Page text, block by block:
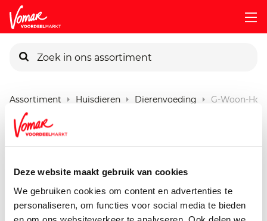
Deze website maakt gebruik van cookies
We gebruiken cookies om content en advertenties te
personaliseren, om functies voor social media te bieden
en om ons websiteverkeer te analyseren. Ook delen we
Pincode vergeten
Persoonlijk KIK-account
Assortiment Huisdieren Dierenvoeding G-Woon-
G'woon Hond Cup Rund